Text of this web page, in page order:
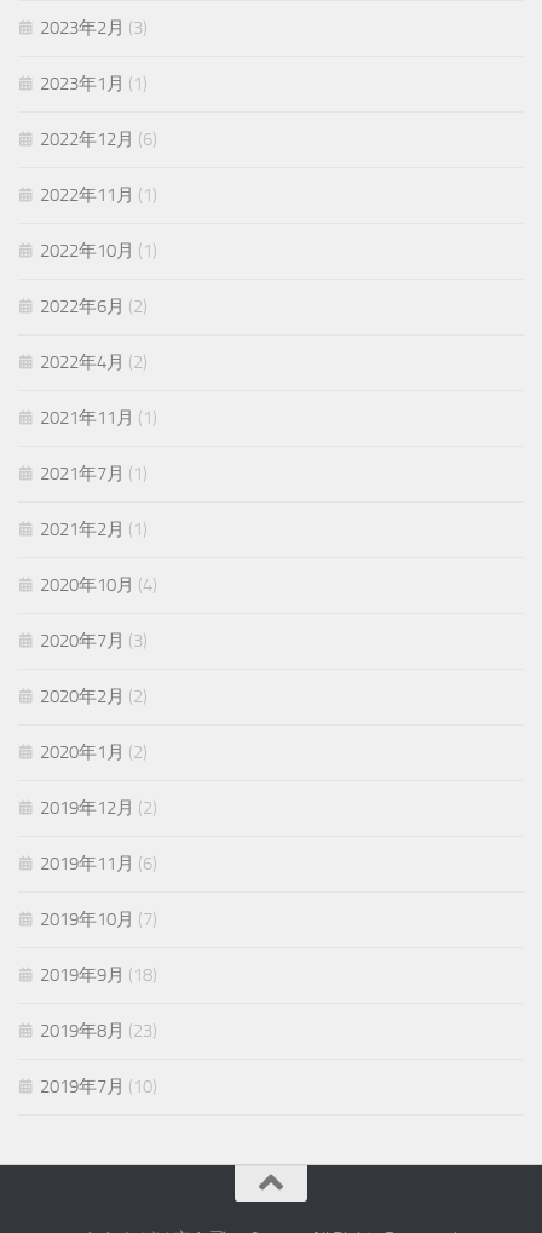
2023年2月 (3)
2023年1月 (1)
2022年12月 (6)
2022年11月 (1)
2022年10月 (1)
2022年6月 (2)
2022年4月 (2)
2021年11月 (1)
2021年7月 (1)
2021年2月 (1)
2020年10月 (4)
2020年7月 (3)
2020年2月 (2)
2020年1月 (2)
2019年12月 (2)
2019年11月 (6)
2019年10月 (7)
2019年9月 (18)
2019年8月 (23)
2019年7月 (10)